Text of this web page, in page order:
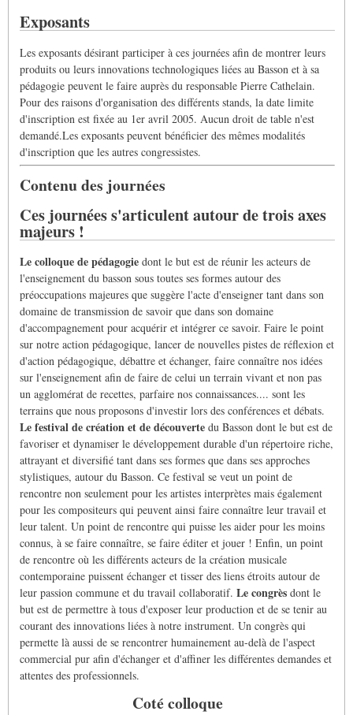
Exposants
Les exposants désirant participer à ces journées afin de montrer leurs
produits ou leurs innovations technologiques liées au Basson et à sa
pédagogie peuvent le faire auprès du responsable Pierre Cathelain.
Pour des raisons d'organisation des différents stands, la date limite
d'inscription est fixée au 1er avril 2005. Aucun droit de table n'est
demandé.Les exposants peuvent bénéficier des mêmes modalités
d'inscription que les autres congressistes.
Contenu des journées
Ces journées s'articulent autour de trois axes
majeurs !
Le colloque de pédagogie dont le but est de réunir les acteurs de
l'enseignement du basson sous toutes ses formes autour des
préoccupations majeures que suggère l'acte d'enseigner tant dans son
domaine de transmission de savoir que dans son domaine
d'accompagnement pour acquérir et intégrer ce savoir. Faire le point
sur notre action pédagogique, lancer de nouvelles pistes de réflexion et
d'action pédagogique, débattre et échanger, faire connaître nos idées
sur l'enseignement afin de faire de celui un terrain vivant et non pas
un agglomérat de recettes, parfaire nos connaissances.... sont les
terrains que nous proposons d'investir lors des conférences et débats.
Le festival de création et de découverte du Basson dont le but est de
favoriser et dynamiser le développement durable d'un répertoire riche,
attrayant et diversifié tant dans ses formes que dans ses approches
stylistiques, autour du Basson. Ce festival se veut un point de
rencontre non seulement pour les artistes interprètes mais également
pour les compositeurs qui peuvent ainsi faire connaître leur travail et
leur talent. Un point de rencontre qui puisse les aider pour les moins
connus, à se faire connaître, se faire éditer et jouer ! Enfin, un point
de rencontre où les différents acteurs de la création musicale
contemporaine puissent échanger et tisser des liens étroits autour de
leur passion commune et du travail collaboratif. Le congrès dont le
but est de permettre à tous d'exposer leur production et de se tenir au
courant des innovations liées à notre instrument. Un congrès qui
permette là aussi de se rencontrer humainement au-delà de l'aspect
commercial pur afin d'échanger et d'affiner les différentes demandes et
attentes des professionnels.
Coté colloque